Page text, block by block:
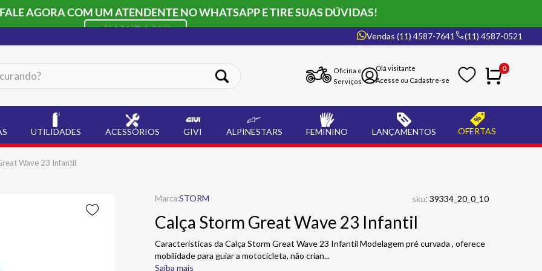
AGORA COM UM ATENDENTE NO WHATSAPP E TIRE SUAS DÚVIDAS!
CLIQUE AQUI
Vendas (11) 4587-7641 (11) 4587-0521
Oficina e
Serviços
0
UTILIDADES ACESSÓRIOS GIVI ALPINESTARS FEMININO LANÇAMENTOS OFERTAS
Wave 23 Infantil
STORM sku: 39334_20_0_10
Calça Storm Great Wave 23 Infantil
Características da Calça Storm Great Wave 23 Infantil Modelagem pré curvada , oferece
mobilidade para guiar a motocicleta, não crian...
Saiba mais